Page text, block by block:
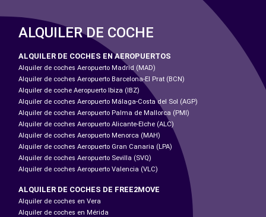
ALQUILER DE COCHE
ALQUILER DE COCHES EN AEROPUERTOS
Alquiler de coches Aeropuerto Madrid (MAD)
Alquiler de coches Aeropuerto Barcelona-El Prat (BCN)
Alquiler de coche Aeropuerto Ibiza (IBZ)
Alquiler de coches Aeropuerto Málaga-Costa del Sol (AGP)
Alquiler de coches Aeropuerto Palma de Mallorca (PMI)
Alquiler de coches Aeropuerto Alicante-Elche (ALC)
Alquiler de coches Aeropuerto Menorca (MAH)
Alquiler de coches Aeropuerto Gran Canaria (LPA)
Alquiler de coches Aeropuerto Sevilla (SVQ)
Alquiler de coches Aeropuerto Valencia (VLC)
ALQUILER DE COCHES DE FREE2MOVE
Alquiler de coches en Vera
Alquiler de coches en Mérida